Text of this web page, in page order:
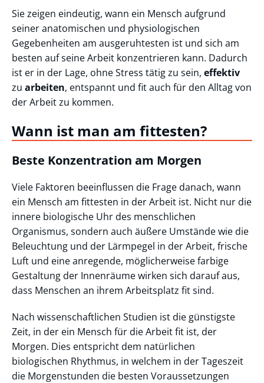
Sie zeigen eindeutig, wann ein Mensch aufgrund
seiner anatomischen und physiologischen
Gegebenheiten am ausgeruhtesten ist und sich am
besten auf seine Arbeit konzentrieren kann. Dadurch
ist er in der Lage, ohne Stress tätig zu sein, effektiv
zu arbeiten, entspannt und fit auch für den Alltag von
der Arbeit zu kommen.
Wann ist man am fittesten?
Beste Konzentration am Morgen
Viele Faktoren beeinflussen die Frage danach, wann
ein Mensch am fittesten in der Arbeit ist. Nicht nur die
innere biologische Uhr des menschlichen
Organismus, sondern auch äußere Umstände wie die
Beleuchtung und der Lärmpegel in der Arbeit, frische
Luft und eine anregende, möglicherweise farbige
Gestaltung der Innenräume wirken sich darauf aus,
dass Menschen an ihrem Arbeitsplatz fit sind.
Nach wissenschaftlichen Studien ist die günstigste
Zeit, in der ein Mensch für die Arbeit fit ist, der
Morgen. Dies entspricht dem natürlichen
biologischen Rhythmus, in welchem in der Tageszeit
die Morgenstunden die besten Voraussetzungen